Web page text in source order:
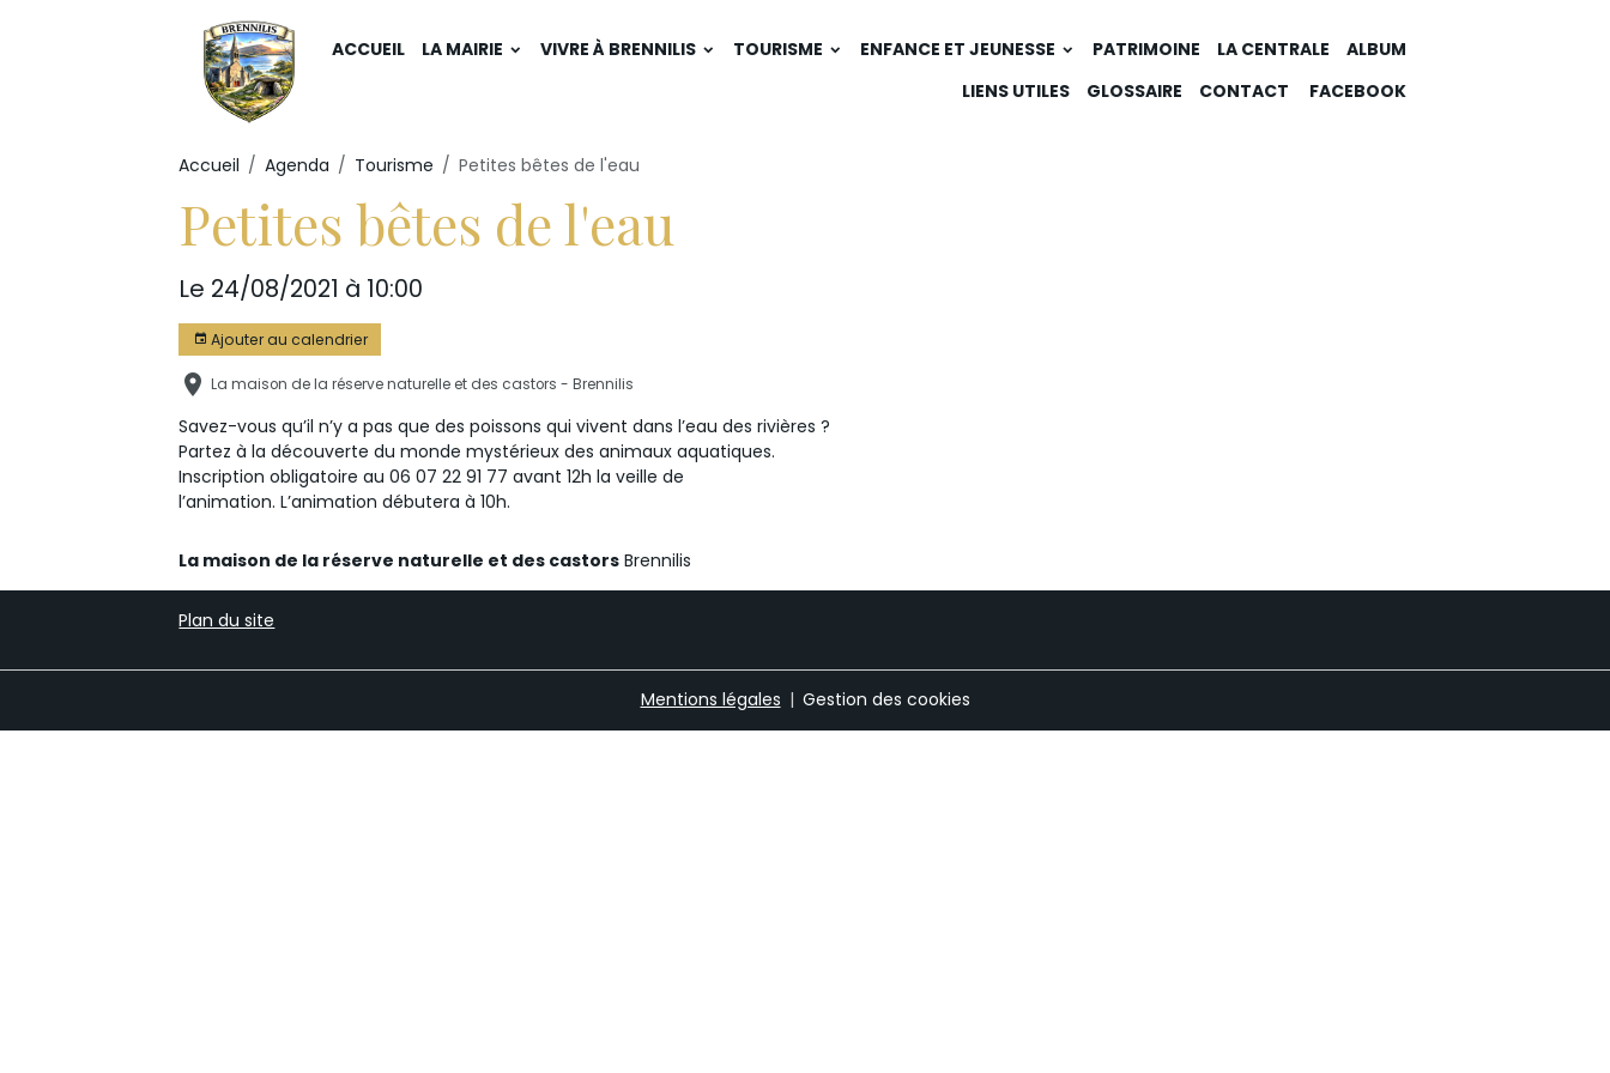
ACCUEIL LA MAIRIE VIVRE À BRENNILIS TOURISME ENFANCE ET JEUNESSE PATRIMOINE LA CENTRALE
ALBUM
LIENS UTILES
GLOSSAIRE CONTACT FACEBOOK
Accueil Agenda Tourisme Petites bêtes de l'eau
Petites bêtes de l'eau
Le 24/08/2021 à 10:00
Ajouter au calendrier
La maison de la réserve naturelle et des castors - Brennilis
Savez-vous qu’il n’y a pas que des poissons qui vivent dans l’eau des rivières ?
Partez à la découverte du monde mystérieux des animaux aquatiques.
Inscription obligatoire au 06 07 22 91 77 avant 12h la veille de
l’animation. L’animation débutera à 10h.
La maison de la réserve naturelle et des castors Brennilis
Plan du site
Mentions légales Gestion des cookies